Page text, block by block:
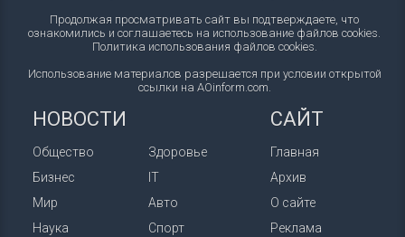
Продолжая просматривать сайт вы подтверждаете, что
ознакомились и соглашаетесь на использование файлов cookies.
Политика использования файлов cookies.
Использование материалов разрешается при условии открытой
ссылки на AOinform.com.
НОВОСТИ
Общество
Бизнес
Мир
Наука
Здоровье
IT
Авто
Спорт
САЙТ
Главная
Архив
О сайте
Реклама